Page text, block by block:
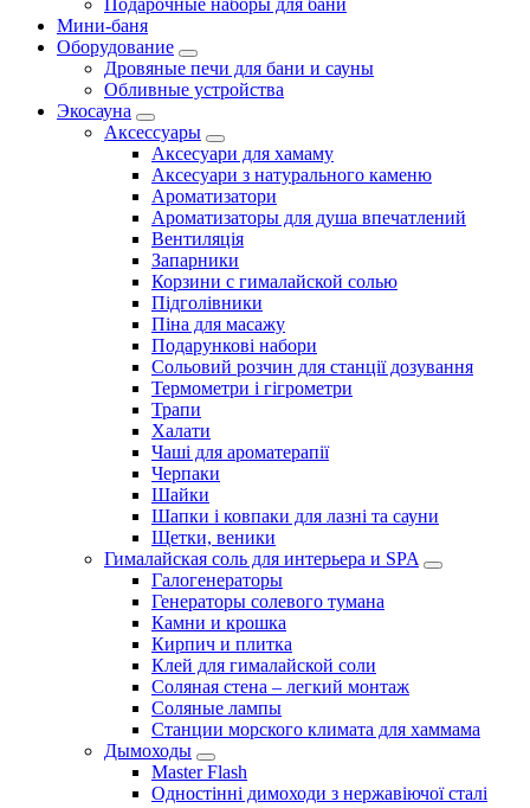
Мини-баня
Оборудование
Дровяные печи для бани и сауны
Обливные устройства
Экосауна
Аксессуары
Аксесуари для хамаму
Аксесуари з натурального каменю
Ароматизатори
Ароматизаторы для душа впечатлений
Вентиляція
Запарники
Корзини с гималайской солью
Підголівники
Піна для масажу
Подарункові набори
Сольовий розчин для станції дозування
Термометри і гігрометри
Трапи
Халати
Чаші для ароматерапії
Черпаки
Шайки
Шапки і ковпаки для лазні та сауни
Щетки, веники
Гималайская соль для интерьера и SPA
Галогенераторы
Генераторы солевого тумана
Камни и крошка
Кирпич и плитка
Клей для гималайской соли
Соляная стена – легкий монтаж
Соляные лампы
Станции морского климата для хаммама
Дымоходы
Master Flash
Одностінні димоходи з нержавіючої сталі